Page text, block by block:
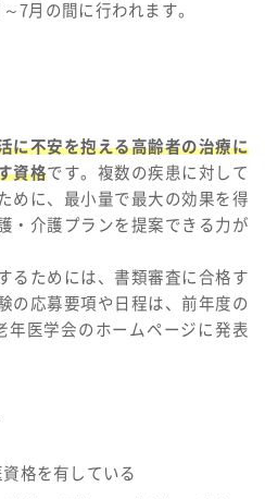
7月の間に行われます。
に不安を抱える高齢者の治療に
資格です。複数の疾患に対して
めに、最小量で最大の効果を得
・介護プランを提案できる力が
るためには、書類審査に合格す
の応募要項や日程は、前年度の
年医学会のホームページに発表
格を有している